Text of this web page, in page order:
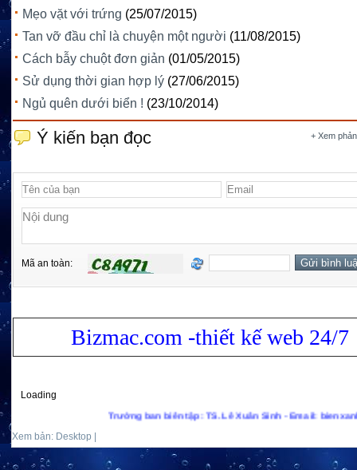
Mẹo vặt với trứng (25/07/2015)
Tan vỡ đầu chỉ là chuyện một người (11/08/2015)
Cách bẫy chuột đơn giản (01/05/2015)
Sử dụng thời gian hợp lý (27/06/2015)
Ngủ quên dưới biển ! (23/10/2014)
+ Xem
Ý kiến bạn đọc
Mã an toàn:
Bizmac.com -thiết kế web 24/7
Loading
Trưởng ban biên tập: TS. Lê Xuân Sinh - Email:
Xem bản: Desktop |